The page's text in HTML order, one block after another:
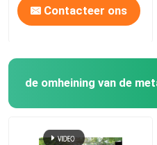
Contacteer ons
de omheining van de